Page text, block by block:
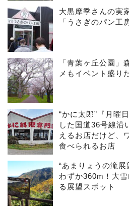
大黒摩季さんの実
「うさぎのパン工
「青葉ヶ丘公園」
メもイベント盛り
“かに太郎”『月曜
した国道36号線沿
えるお店だけど、
食べられるお店
“あまりょうの滝展
わずか360m！大
る展望スポット